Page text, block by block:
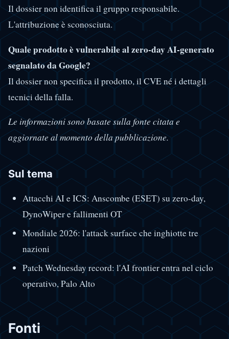
Il dossier non identifica il gruppo responsabile.
L'attribuzione è sconosciuta.
Quale prodotto è vulnerabile al zero-day AI-generato
segnalato da Google?
Il dossier non specifica il prodotto, il CVE né i dettagli
tecnici della falla.
Le informazioni sono basate sulla fonte citata e
aggiornate al momento della pubblicazione.
Sul tema
Attacchi AI e ICS: Anscombe (ESET) su zero-day,
DynoWiper e fallimenti OT
Mondiale 2026: l'attack surface che inghiotte tre
nazioni
Patch Wednesday record: l'AI frontier entra nel ciclo
operativo, Palo Alto
Fonti